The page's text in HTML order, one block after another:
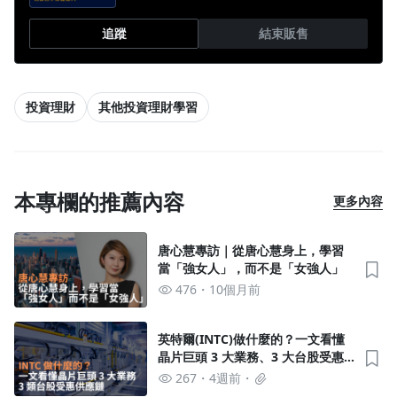
追蹤 結束販售
投資理財 其他投資理財學習
本專欄的推薦內容 更多內容
唐心慧專訪｜從唐心慧身上，學習
當「強女人」，而不是「女強人」
476
10個月前
英特爾(INTC)做什麼的？一文看懂
晶片巨頭 3 大業務、3 大台股受惠
供應鏈
267 4週前